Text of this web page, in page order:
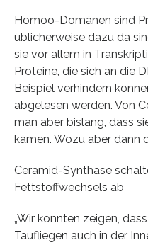
Homöo-Domänen sind
üblicherweise dazu da
sie vor allem in
Proteine, die sich an die
Beispiel verhindern
abgelesen werden. Von
man aber bislang, dass
kämen. Wozu aber dann
Ceramid-Synthase
Fettstoffwechsels ab
„Wir konnten zeigen,
Taufliegen auch in der